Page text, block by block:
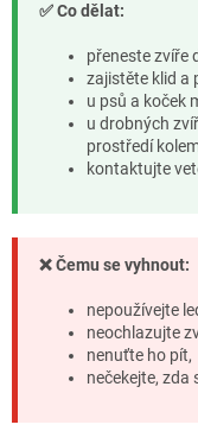
✅ Co dělat:
přeneste zvíře
zajistěte klid a
u psů a koček
u drobných
prostředí
kontaktujte
❌ Čemu se vyhnout:
nepoužívejte
neochlazujte
nenuťte ho pít,
nečekejte, zda